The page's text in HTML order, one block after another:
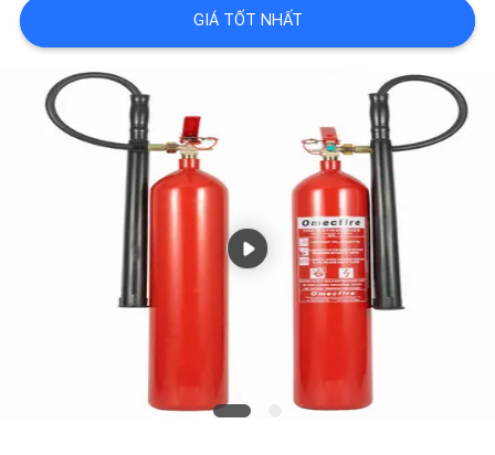
CHẤT
LƯỢNG
LIÊN
GIÁ TỐT NHẤT